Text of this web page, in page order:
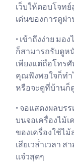
เว็บให้ตอบโจท
เด่นของการดูผ่
• เข้าถึงง่าย ม
ก็สามารถรับดูห
เพียงแต่ถือโทร
คุณพึงพอใจก็ทำ
หรือจะดูที่บ้านก็
• จอแสดงผลบร
บนจอเครื่องไม้
ของเครื่องใช้ไ
เสียเวล่ำเวลา
แจ๋วสุดๆ